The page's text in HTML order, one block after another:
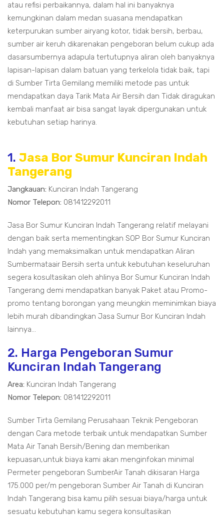
atau refisi perbaikannya, dalam hal ini banyaknya
kemungkinan dalam medan suasana mendapatkan
keterpurukan sumber airyang kotor, tidak bersih, berbau,
sumber air keruh dikarenakan pengeboran belum cukup ada
dasarsumbernya adapula tertutupnya aliran oleh banyaknya
lapisan-lapisan dalam batuan yang terkelola tidak baik, tapi
di Sumber Tirta Gemilang memiliki metode pas untuk
mendapatkan daya Tarik Mata Air Bersih dan Tidak diragukan
kembali manfaat air bisa sangat layak dipergunakan untuk
kebutuhan setiap harinya.
1. Jasa Bor Sumur Kunciran Indah
Tangerang
Jangkauan: Kunciran Indah Tangerang
Nomor Telepon: 081412292011
Jasa Bor Sumur Kunciran Indah Tangerang relatif melayani
dengan baik serta mementingkan SOP Bor Sumur Kunciran
Indah yang memaksimalkan untuk mendapatkan Aliran
Sumbermataair Bersih serta untuk kebutuhan keseluruhan
segera kosultasikan oleh ahlinya Bor Sumur Kunciran Indah
Tangerang demi mendapatkan banyak Paket atau Promo-
promo tentang borongan yang meungkin meminimkan biaya
lebih murah dibandingkan Jasa Sumur Bor Kunciran Indah
lainnya...
2. Harga Pengeboran Sumur
Kunciran Indah Tangerang
Area: Kunciran Indah Tangerang
Nomor Telepon: 081412292011
Sumber Tirta Gemilang Perusahaan Teknik Pengeboran
dengan Cara metode terbaik untuk mendapatkan Sumber
Mata Air Tanah Bersih/Bening dan memberikan
kepuasan,untuk biaya kami akan menginfokan minimal
Permeter pengeboran SumberAir Tanah dikisaran Harga
175.000 per/m pengeboran Sumber Air Tanah di Kunciran
Indah Tangerang bisa kamu pilih sesuai biaya/harga untuk
sesuatu kebutuhan kamu segera konsultasikan